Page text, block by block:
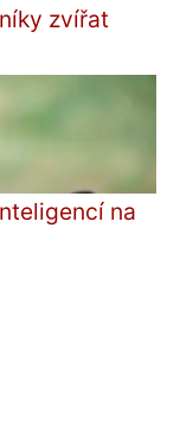
zvířat
na